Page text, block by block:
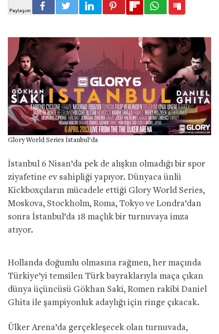
Glory World Series İstanbul’da
İstanbul 6 Nisan’da pek de alışkın olmadığı bir spor
ziyafetine ev sahipliği yapıyor. Dünyaca ünlü
Kickboxçıların mücadele ettiği Glory World Series,
Moskova, Stockholm, Roma, Tokyo ve Londra’dan
sonra İstanbul’da 18 maçlık bir turnuvaya imza
atıyor.
Hollanda doğumlu olmasına rağmen, her maçında
Türkiye’yi temsilen Türk bayraklarıyla maça çıkan
dünya üçüncüsü Gökhan Saki, Romen rakibi Daniel
Ghita ile şampiyonluk adaylığı için ringe çıkacak.
Ülker Arena’da gerçekleşecek olan turnuvada,